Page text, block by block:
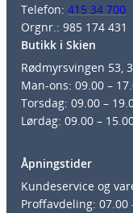
Telefon: 415 34 700
Orgnr.: 985 174 431
Butikk i Skien
Rødmyrsvingen 53,
Man-ons: 09.00 –
Torsdag: 09.00 –
Lørdag: 09.00 –
Åpningstider
Kundeservice og
Proffavdeling: 07.00